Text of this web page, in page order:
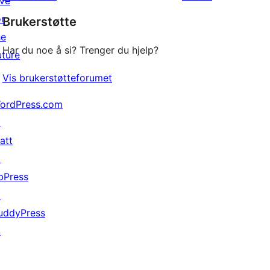
star
review
Brukerstøtte
Har du noe å si? Trenger du hjelp?
Vis brukerstøtteforumet